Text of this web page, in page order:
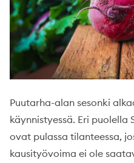
Puutarha-alan sesonki
käynnistyessä. Eri
ovat pulassa tilanteessa,
kausityövoima ei ole